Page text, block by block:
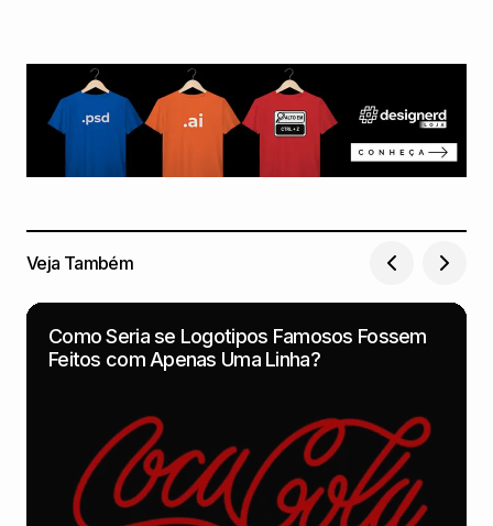
Veja Também
Como Seria se Logotipos Famosos Fossem
Feitos com Apenas Uma Linha?